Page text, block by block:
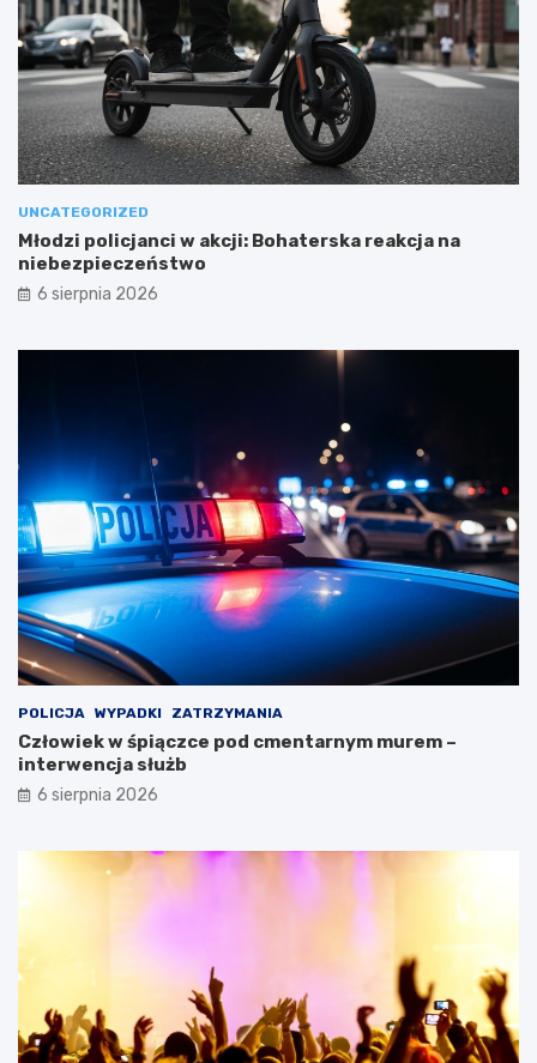
UNCATEGORIZED
Młodzi policjanci w akcji: Bohaterska reakcja na
niebezpieczeństwo
6 sierpnia 2026
POLICJA WYPADKI ZATRZYMANIA
Człowiek w śpiączce pod cmentarnym murem –
interwencja służb
6 sierpnia 2026